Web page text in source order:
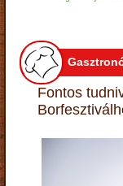
Fontos